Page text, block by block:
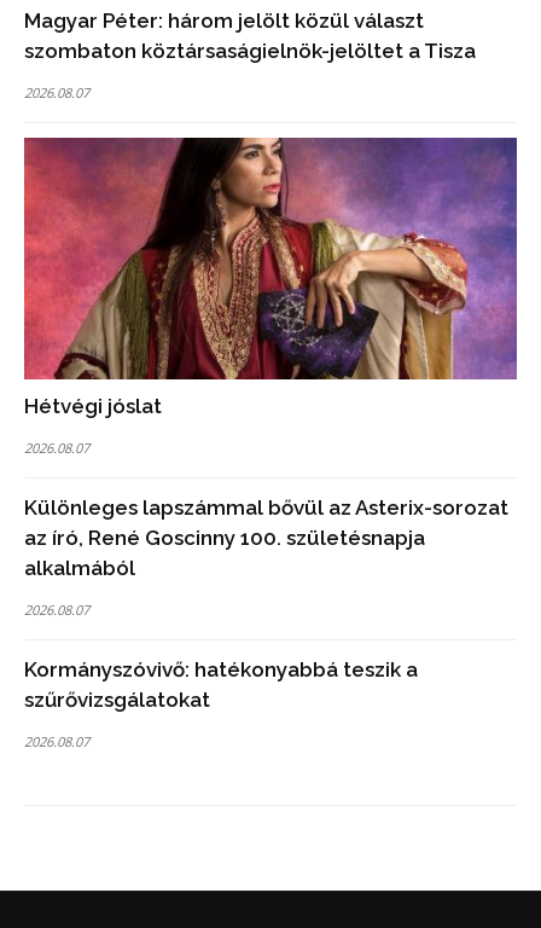
Magyar Péter: három jelölt közül választ
szombaton köztársaságielnök-jelöltet a Tisza
2026.08.07
Hétvégi jóslat
2026.08.07
Különleges lapszámmal bővül az Asterix-sorozat
az író, René Goscinny 100. születésnapja
alkalmából
2026.08.07
Kormányszóvivő: hatékonyabbá teszik a
szűrővizsgálatokat
2026.08.07